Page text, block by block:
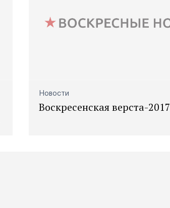
Новости
Воскресенская верста-2017